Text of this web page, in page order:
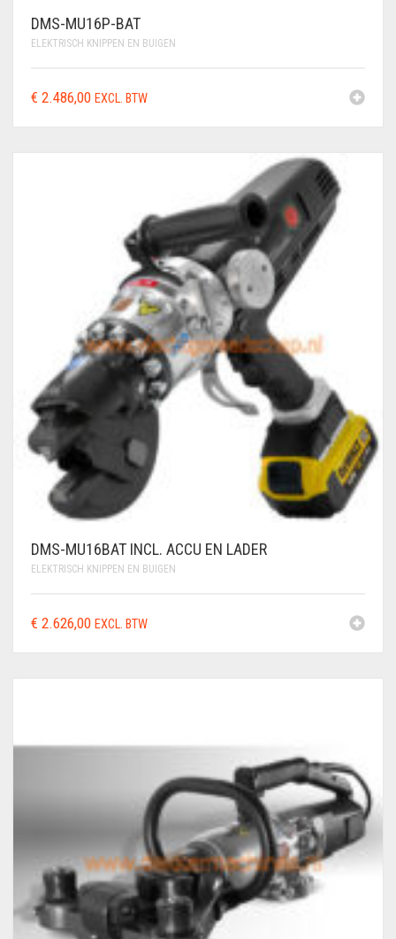
DMS-MU16P-BAT
ELEKTRISCH KNIPPEN EN BUIGEN
€ 2.486,00 EXCL. BTW
DMS-MU16BAT INCL. ACCU EN LADER
ELEKTRISCH KNIPPEN EN BUIGEN
€ 2.626,00 EXCL. BTW